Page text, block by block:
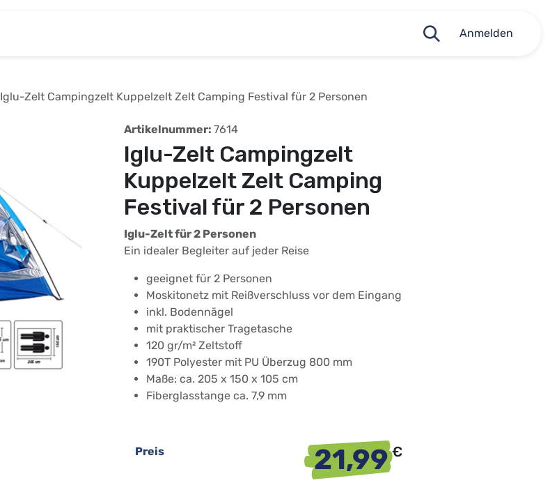
Anmelden
Iglu-Zelt Campingzelt Kuppelzelt Zelt Camping Festival für 2 Personen
Artikelnummer: 7614
Iglu-Zelt Campingzelt
Kuppelzelt Zelt Camping
Festival für 2 Personen
Iglu-Zelt für 2 Personen
Ein idealer Begleiter auf jeder Reise
geeignet für 2 Personen
Moskitonetz mit Reißverschluss vor dem Eingang
inkl. Bodennägel
mit praktischer Tragetasche
120 gr/m² Zeltstoff
190T Polyester mit PU Überzug 800 mm
Maße: ca. 205 x 150 x 105 cm
Fiberglasstange ca. 7,9 mm
Preis 21,99€